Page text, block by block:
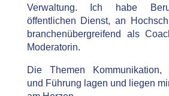
Verwaltung. Ich habe
öffentlichen Dienst, an
branchenübergreifend als
Moderatorin.
Die Themen Kommunikation,
und Führung lagen und liegen